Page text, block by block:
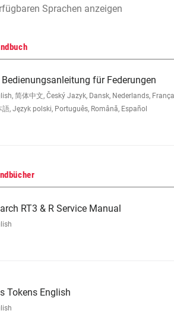
Sprachen anzeigen
Bedienungsanleitung für Federungen
简体中文, Český Jazyk, Dansk, Nederlands,
語, Język polski, Português, Română, Español
RT3 & R Service Manual
Tokens English